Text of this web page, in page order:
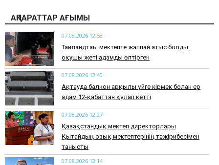
АҚПАРАТТАР АҒЫМЫ
07.08.2026 12:53
Таиландтағы мектепте жаппай атыс болды:
оқушы жеті адамды өлтірген
07.08.2026 12:40
Ақтауда балкон арқылы үйге кірмек болған ер
адам 12-қабаттан құлап кетті
07.08.2026 12:27
Қазақстандық мектеп директорлары
Қытайдың озық мектептерінің тәжірибесімен
танысты
07.08.2026 12:14